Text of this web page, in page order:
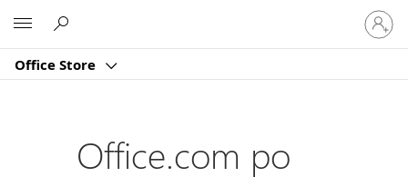
Office Store
Vpišite
se
v
račun
Office.com po